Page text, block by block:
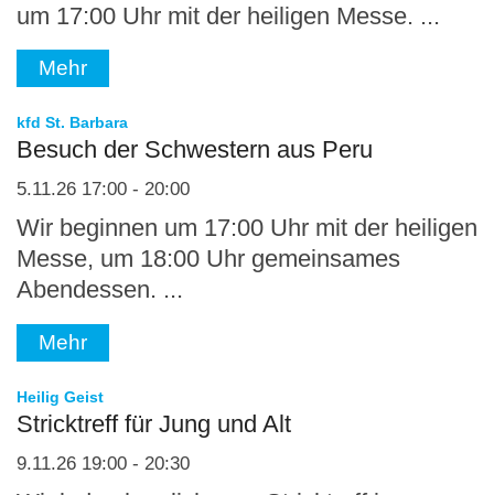
um 17:00 Uhr mit der heiligen Messe. ...
Mehr
kfd St. Barbara:
Besuch der Schwestern aus Peru
5.11.26 17:00 - 20:00
Wir beginnen um 17:00 Uhr mit der heiligen
Messe, um 18:00 Uhr gemeinsames
Abendessen. ...
Mehr
Heilig Geist:
Stricktreff für Jung und Alt
9.11.26 19:00 - 20:30